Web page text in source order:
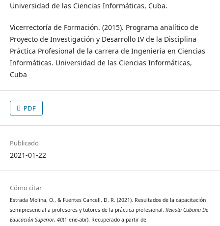
Universidad de las Ciencias Informáticas, Cuba.
Vicerrectoría de Formación. (2015). Programa analítico de
Proyecto de Investigación y Desarrollo IV de la Disciplina
Práctica Profesional de la carrera de Ingeniería en Ciencias
Informáticas. Universidad de las Ciencias Informáticas,
Cuba
PDF
Publicado
2021-01-22
Cómo citar
Estrada Molina, O., & Fuentes Cancell, D. R. (2021). Resultados de la capacitación
semipresencial a profesores y tutores de la práctica profesional. Revista Cubana De
Educación Superior, 40(1 ene-abr). Recuperado a partir de